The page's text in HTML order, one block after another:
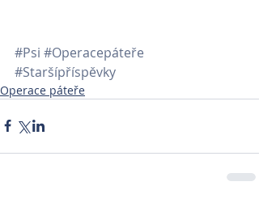
#Psi #Operacepáteře
#Staršípříspěvky
Operace páteře